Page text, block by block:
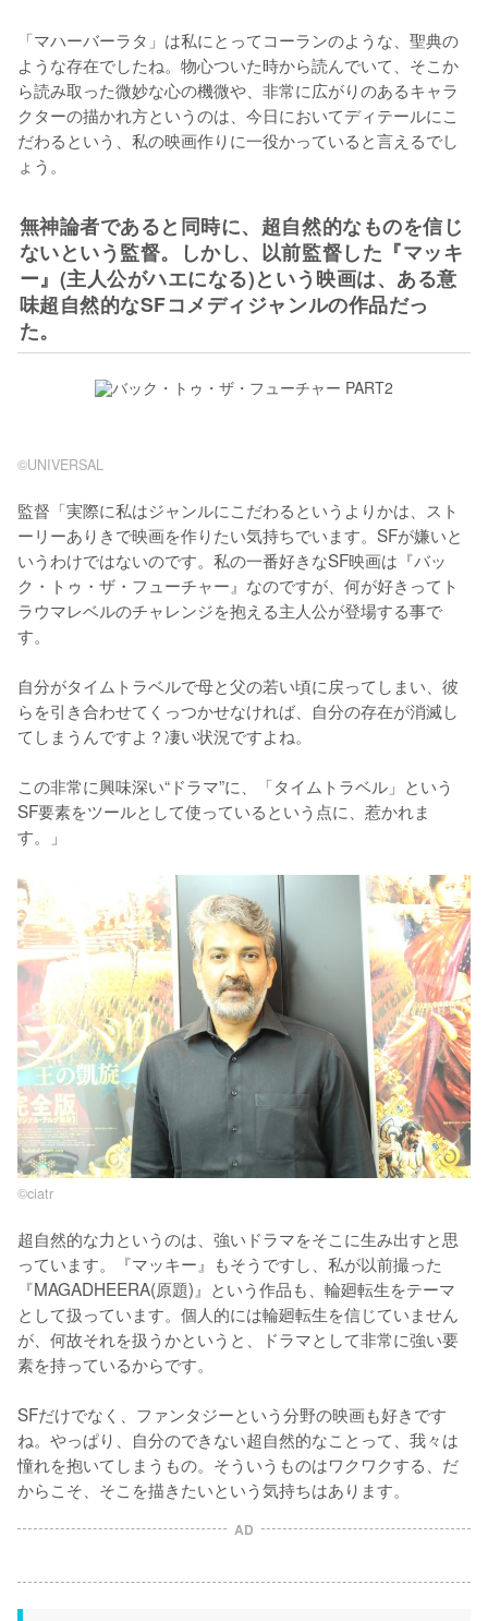
「マハーバーラタ」は私にとってコーランのような、聖典の
ような存在でしたね。物心ついた時から読んでいて、そこか
ら読み取った微妙な心の機微や、非常に広がりのあるキャラ
クターの描かれ方というのは、今日においてディテールにこ
だわるという、私の映画作りに一役かっていると言えるでし
ょう。
無神論者であると同時に、超自然的なものを信じ
ないという監督。しかし、以前監督した『マッキ
ー』(主人公がハエになる)という映画は、ある意
味超自然的なSFコメディジャンルの作品だっ
た。
©UNIVERSAL
監督「実際に私はジャンルにこだわるというよりかは、スト
ーリーありきで映画を作りたい気持ちでいます。SFが嫌いと
いうわけではないのです。私の一番好きなSF映画は『バッ
ク・トゥ・ザ・フューチャー』なのですが、何が好きってト
ラウマレベルのチャレンジを抱える主人公が登場する事で
す。
自分がタイムトラベルで母と父の若い頃に戻ってしまい、彼
らを引き合わせてくっつかせなければ、自分の存在が消滅し
てしまうんですよ？凄い状況ですよね。
この非常に興味深い“ドラマ”に、「タイムトラベル」という
SF要素をツールとして使っているという点に、惹かれま
す。」
©ciatr
超自然的な力というのは、強いドラマをそこに生み出すと思
っています。『マッキー』もそうですし、私が以前撮った
『MAGADHEERA(原題)』という作品も、輪廻転生をテーマ
として扱っています。個人的には輪廻転生を信じていません
が、何故それを扱うかというと、ドラマとして非常に強い要
素を持っているからです。
SFだけでなく、ファンタジーという分野の映画も好きです
ね。やっぱり、自分のできない超自然的なことって、我々は
憧れを抱いてしまうもの。そういうものはワクワクする、だ
からこそ、そこを描きたいという気持ちはあります。
AD